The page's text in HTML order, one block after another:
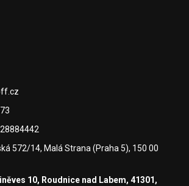
572/14, Malá Strana (Praha 5), 150 00
10, Roudnice nad Labem, 41301,